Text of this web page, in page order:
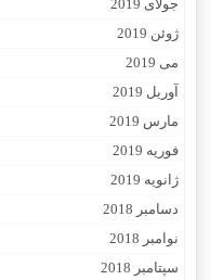
جولای 2019
ژوئن 2019
می 2019
آوریل 2019
مارس 2019
فوریه 2019
ژانویه 2019
دسامبر 2018
نوامبر 2018
سپتامبر 2018